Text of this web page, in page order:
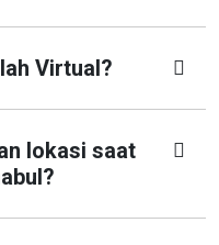
Virtual?
lokasi saat